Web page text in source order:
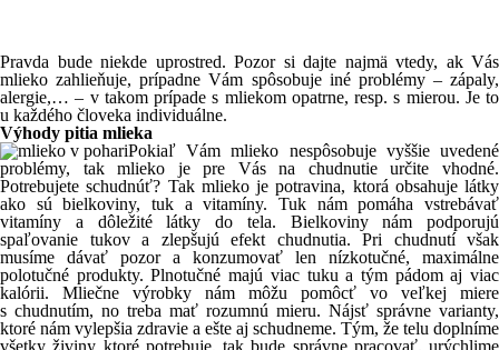
Pravda bude niekde uprostred. Pozor si dajte najmä vtedy, ak Vás
mlieko zahlieňuje, prípadne Vám spôsobuje iné problémy – zápaly,
alergie,… – v takom prípade s mliekom opatrne, resp. s mierou. Je to
u každého človeka individuálne.
Výhody pitia mlieka
Pokiaľ Vám mlieko nespôsobuje vyššie uvedené
problémy, tak mlieko je pre Vás na chudnutie určite vhodné.
Potrebujete schudnúť? Tak mlieko je potravina, ktorá obsahuje látky
ako sú bielkoviny, tuk a vitamíny. Tuk nám pomáha vstrebávať
vitamíny a dôležité látky do tela. Bielkoviny nám podporujú
spaľovanie tukov a zlepšujú efekt chudnutia. Pri chudnutí však
musíme dávať pozor a konzumovať len nízkotučné, maximálne
polotučné produkty. Plnotučné majú viac tuku a tým pádom aj viac
kalórii. Mliečne výrobky nám môžu pomôcť vo veľkej miere
s chudnutím, no treba mať rozumnú mieru. Nájsť správne varianty,
ktoré nám vylepšia zdravie a ešte aj schudneme. Tým, že telu doplníme
všetky živiny ktoré potrebuje, tak bude správne pracovať, urýchlime